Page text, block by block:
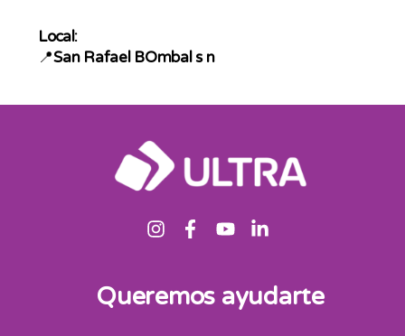
Local:
📍San Rafael BOmbal s n
Queremos ayudarte